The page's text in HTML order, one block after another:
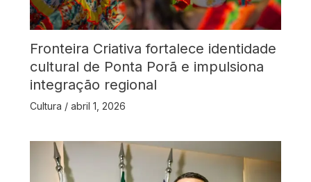
Fronteira Criativa fortalece identidade
cultural de Ponta Porã e impulsiona
integração regional
Cultura / abril 1, 2026